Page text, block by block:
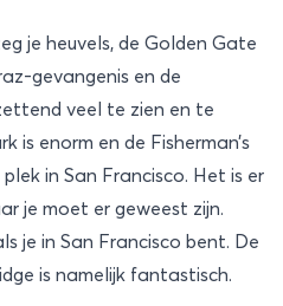
je heuvels, de Golden Gate
gevangenis en de
veel te zien en te
is enorm en de Fisherman’s
in San Francisco. Het is er
je moet er geweest zijn.
je in San Francisco bent. De
is namelijk fantastisch.